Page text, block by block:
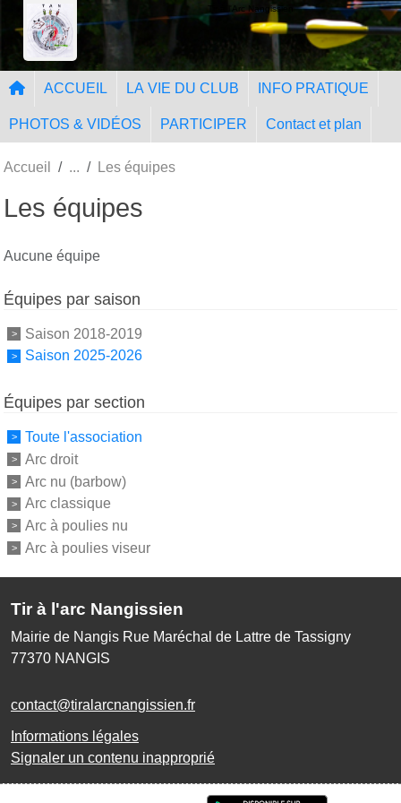
Tir à l'Arc Nangissien
ACCUEIL LA VIE DU CLUB INFO PRATIQUE
PHOTOS & VIDÉOS PARTICIPER Contact et plan
Accueil Les équipes
Les équipes
Aucune équipe
Équipes par saison
Saison 2018-2019
Saison 2025-2026
Équipes par section
Toute l'association
Arc droit
Arc nu (barbow)
Arc classique
Arc à poulies nu
Arc à poulies viseur
Tir à l'arc Nangissien
Mairie de Nangis Rue Maréchal de Lattre de Tassigny
77370 NANGIS
contact@tiralarcnangissien.fr
Informations légales
Signaler un contenu inapproprié
Panneau de gestion des cookies